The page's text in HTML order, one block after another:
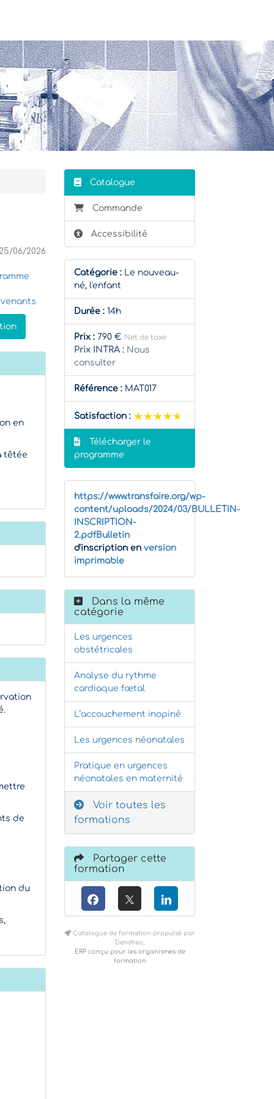
06/2026
en
têtée
de
du
Catalogue
Commande
Accessibilité
Catégorie : Le nouveau-
né, l'enfant
Durée : 14h
Prix : 790 € Net de taxe
Prix INTRA : Nous
consulter
Référence : MAT017
Satisfaction : ★★★★★
★★★★★
Télécharger le
programme
https://www.transfaire.org/wp-
content/uploads/2024/03/BULLETIN-
INSCRIPTION-
2.pdfBulletin
d'inscription en version
imprimable
Dans la même
catégorie
Les urgences
obstétricales
Analyse du rythme
cardiaque fœtal
L’accouchement inopiné
Les urgences néonatales
Pratique en urgences
néonatales en maternité
Voir toutes les
formations
Partager cette
formation
Catalogue de formation propulsé par
Dendreo,
ERP conçu pour les organismes de
formation